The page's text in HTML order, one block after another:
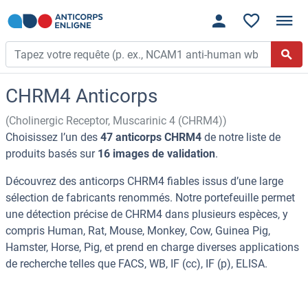
CHRM4 Anticorps
(Cholinergic Receptor, Muscarinic 4 (CHRM4))
Choisissez l’un des 47 anticorps CHRM4 de notre liste de
produits basés sur 16 images de validation.
Découvrez des anticorps CHRM4 fiables issus d’une large
sélection de fabricants renommés. Notre portefeuille permet
une détection précise de CHRM4 dans plusieurs espèces, y
compris Human, Rat, Mouse, Monkey, Cow, Guinea Pig,
Hamster, Horse, Pig, et prend en charge diverses applications
de recherche telles que FACS, WB, IF (cc), IF (p), ELISA.